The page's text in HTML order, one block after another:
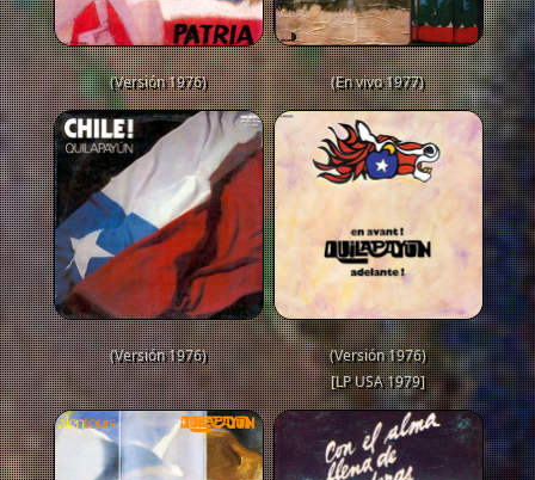
(Versión 1976) (En vivo 1977)
(Versión 1976)
(Versión 1976)
[LP USA 1979]